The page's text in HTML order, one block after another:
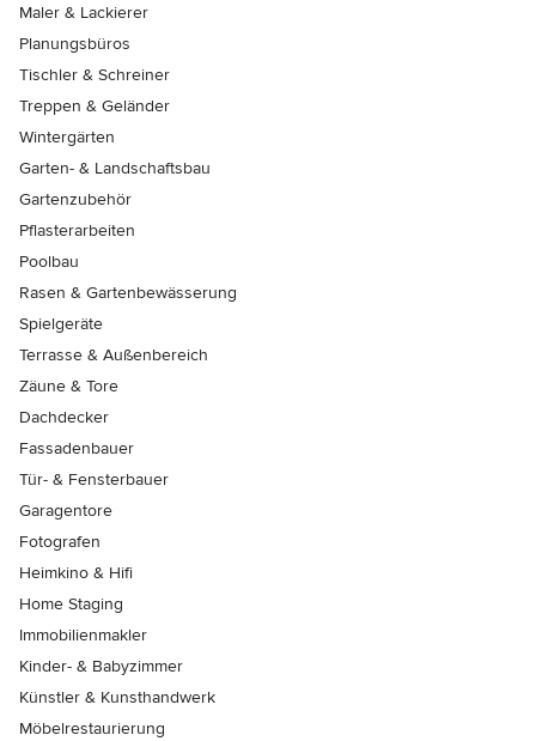
Maler & Lackierer
Planungsbüros
Tischler & Schreiner
Treppen & Geländer
Wintergärten
Garten- & Landschaftsbau
Gartenzubehör
Pflasterarbeiten
Poolbau
Rasen & Gartenbewässerung
Spielgeräte
Terrasse & Außenbereich
Zäune & Tore
Dachdecker
Fassadenbauer
Tür- & Fensterbauer
Garagentore
Fotografen
Heimkino & Hifi
Home Staging
Immobilienmakler
Kinder- & Babyzimmer
Künstler & Kunsthandwerk
Möbelrestaurierung